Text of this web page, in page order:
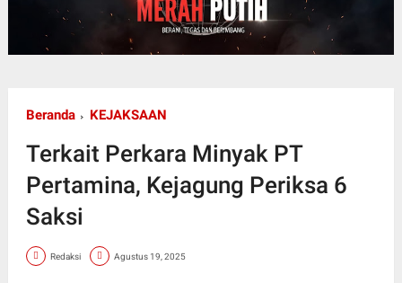
Beranda KEJAKSAAN
Terkait Perkara Minyak PT
Pertamina, Kejagung Periksa 6
Saksi
Redaksi Agustus 19, 2025